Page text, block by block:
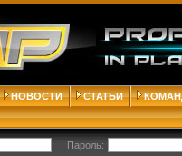
НОВОСТИ СТАТЬИ
Пароль: